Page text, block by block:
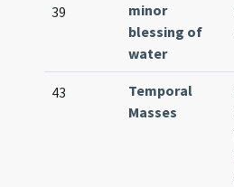
39
minor
blessing of
water
43
Temporal
Masses